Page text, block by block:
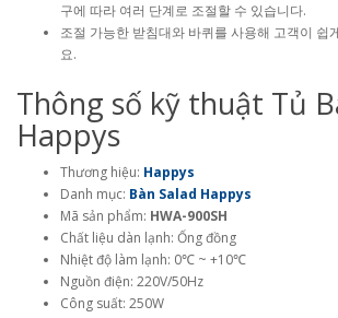
구에 따라 여러 단계로 조절할 수 있습니다.
조절 가능한 받침대와 바퀴를 사용해 고객이 쉽
요.
Thông số kỹ thuật Tủ
Happys
Thương hiệu: Happys
Danh mục: Bàn Salad Happys
Mã sản phẩm: HWA-900SH
Chất liệu dàn lạnh: Ống đồng
Nhiệt độ làm lạnh: 0℃ ~ +10℃
Nguồn điện: 220V/50Hz
Công suất: 250W